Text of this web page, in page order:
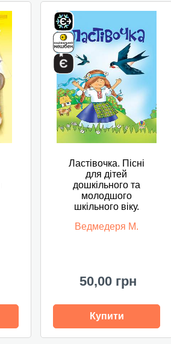
Ластівочка. Пісні
для дітей
дошкільного та
молодшого
шкільного віку.
Ведмедеря М.
50,00 грн
Купити